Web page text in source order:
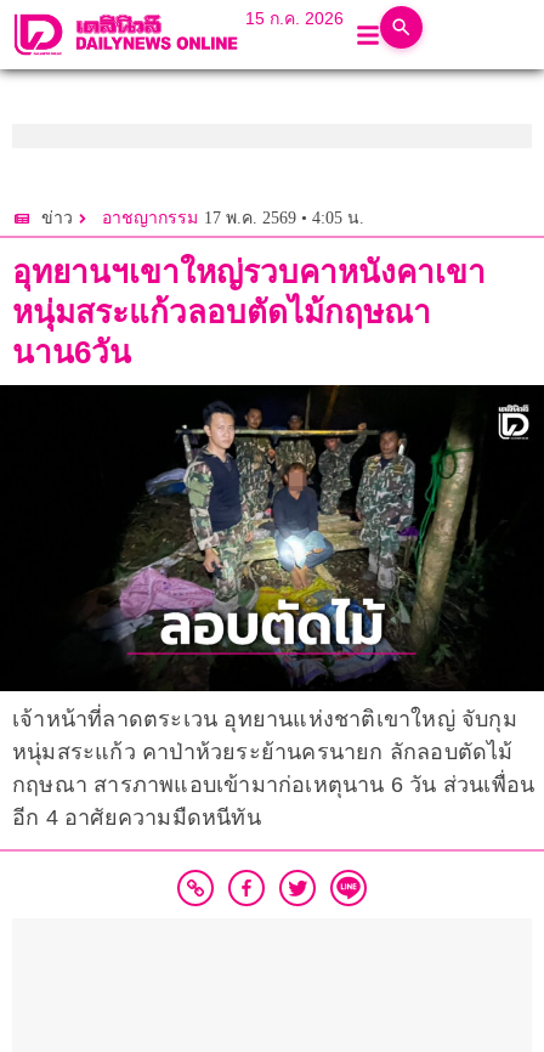
15 ก.ค. 2026
ข่าว อาชญากรรม 17 พ.ค. 2569 • 4:05 น.
อุทยานฯเขาใหญ่รวบคาหนังคาเขา
หนุ่มสระแก้วลอบตัดไม้กฤษณา
นาน6วัน
เจ้าหน้าที่ลาดตระเวน อุทยานแห่งชาติเขาใหญ่ จับกุม
หนุ่มสระแก้ว คาป่าห้วยระย้านครนายก ลักลอบตัดไม้
กฤษณา สารภาพแอบเข้ามาก่อเหตุนาน 6 วัน ส่วนเพื่อน
อีก 4 อาศัยความมืดหนีทัน